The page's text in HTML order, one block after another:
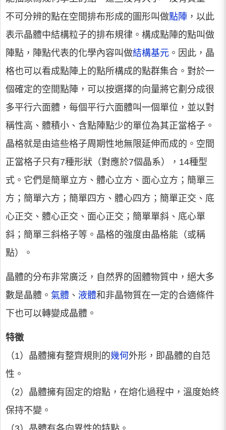
不可分辨的點在空間排布形成的圖形叫做點陣 ，以此
表示晶體中結構粒子的排布規律。構成點陣的點叫做
陣點，陣點代表的化學內容叫做結構基元 。因此，晶
格也可以看成點陣上的點所構成的點群集合。對於一
個確定的空間點陣，可以按選擇的向量將它劃分成很
多平行六面體，每個平行六面體叫一個單位，並以對
稱性高、體積小、含點陣點少的單位為其正當格子。
晶格就是由這些格子周期性地無限延伸而成的。空間
正當格子只有7種形狀（對應於7個晶系），14種型
式。它們是簡單立方、體心立方、面心立方；簡單三
方；簡單六方；簡單四方、體心四方；簡單正交、底
心正交、體心正交、面心正交；簡單單斜、底心單
斜；簡單三斜格子等。晶格的強度由晶格能（或稱
點）。
晶體的分布非常廣泛，自然界的固體物質中，絕大多
數是晶體。 氣體 、 液體和非晶物質在一定的合適條件
下也可以轉變成晶體。
特徵
（1）晶體擁有整齊規則的幾何外形，即晶體的自范
性。
（2）晶體擁有固定的熔點，在熔化過程中，溫度始終
保持不變。